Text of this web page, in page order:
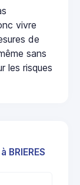
vivre
de
sans
les risques